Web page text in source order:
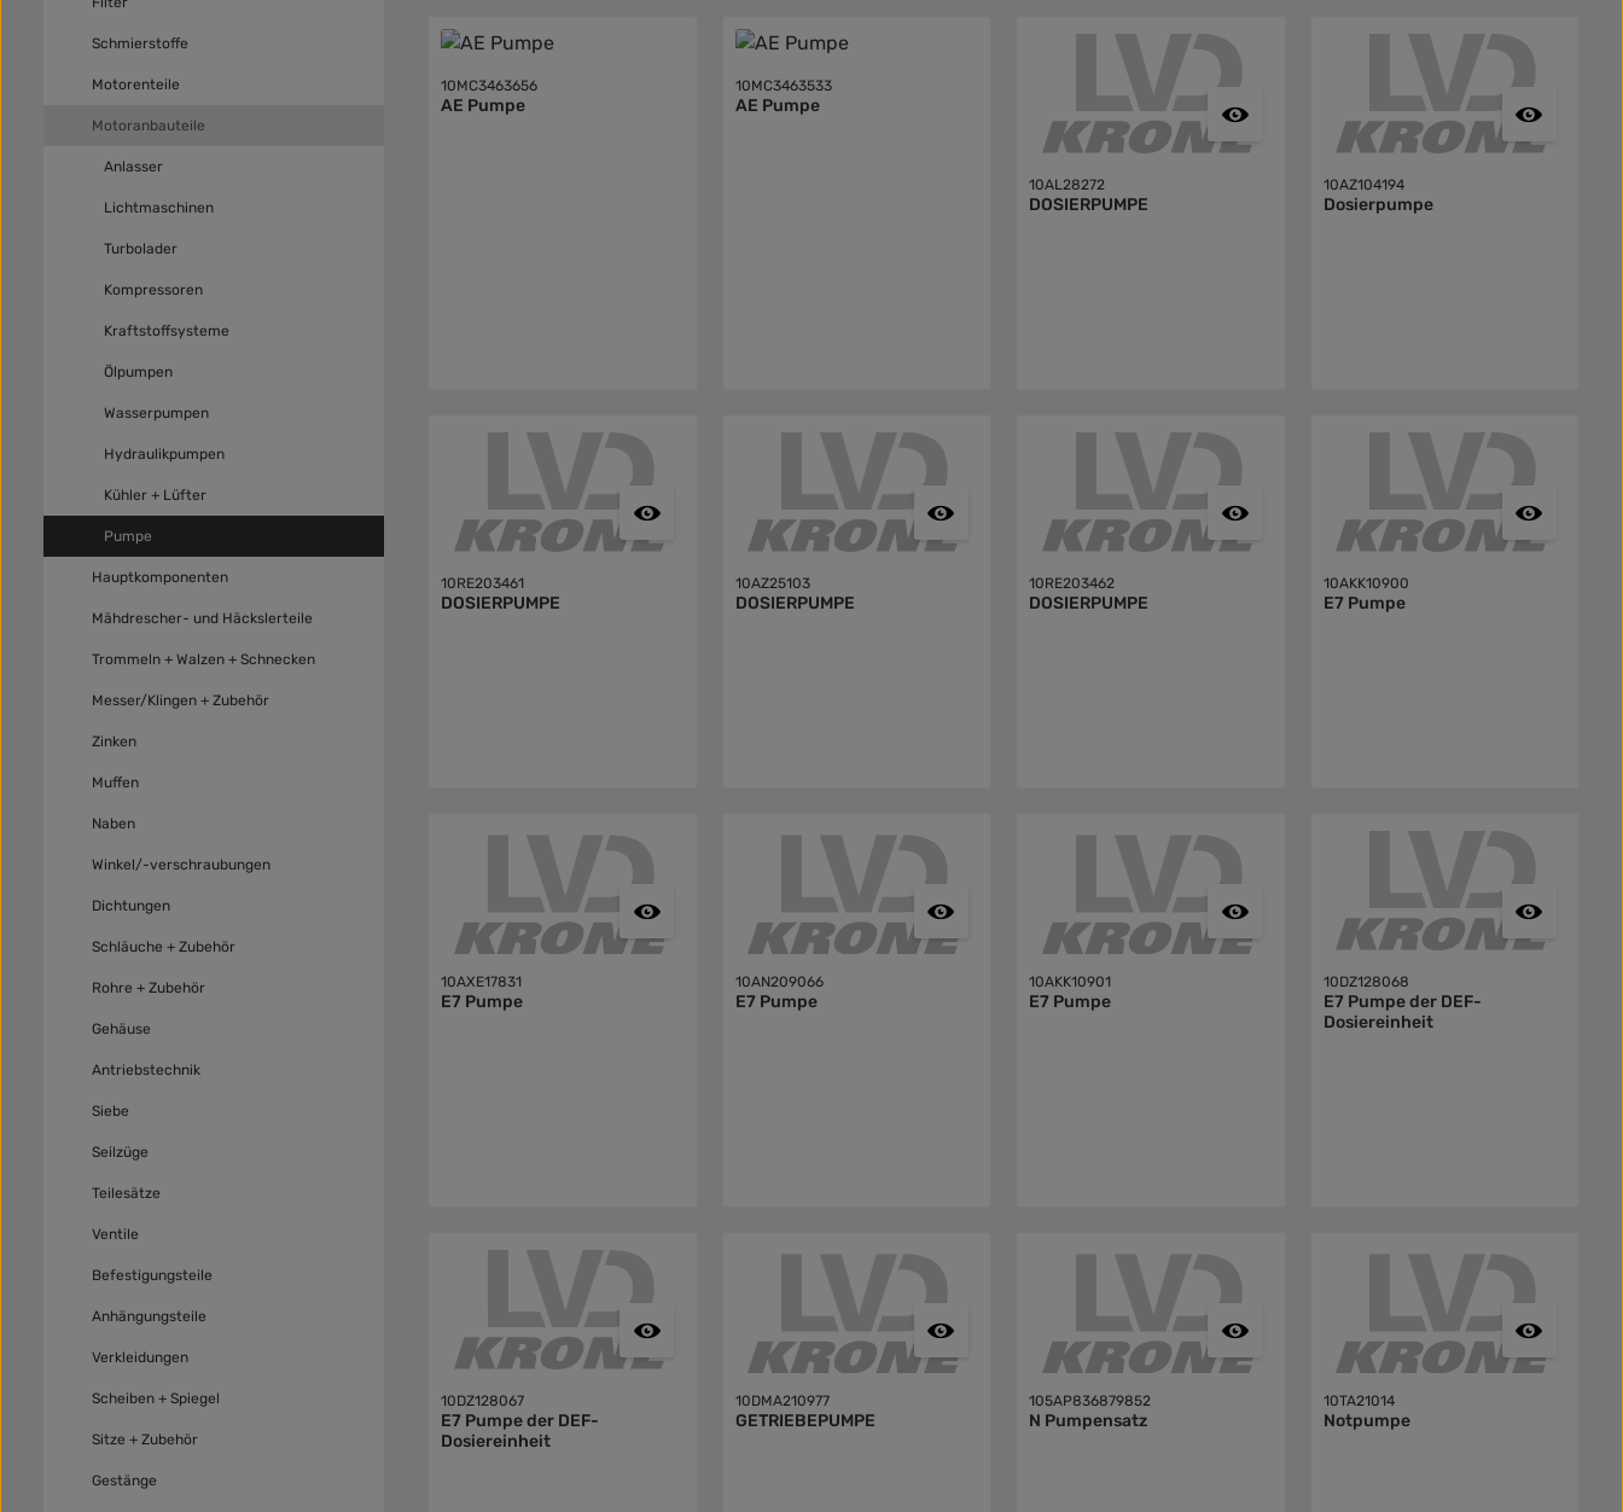
Schmierstoffe
Motorenteile
Motoranbauteile
Anlasser
Lichtmaschinen
Turbolader
Kompressoren
Kraftstoffsysteme
Ölpumpen
Wasserpumpen
Hydraulikpumpen
Kühler + Lüfter
Pumpe
Hauptkomponenten
Mähdrescher- und Häckslerteile
Trommeln + Walzen + Schnecken
Messer/Klingen + Zubehör
Zinken
Muffen
Naben
Winkel/-verschraubungen
Dichtungen
Schläuche + Zubehör
Rohre + Zubehör
Gehäuse
Antriebstechnik
Siebe
Seilzüge
Teilesätze
Ventile
Befestigungsteile
Anhängungsteile
Verkleidungen
Scheiben + Spiegel
Sitze + Zubehör
Gestänge
10MC3463656
AE Pumpe
10MC3463533
AE Pumpe
10AL28272
DOSIERPUMPE
10AZ104194
Dosierpumpe
10RE203461
DOSIERPUMPE
10AZ25103
DOSIERPUMPE
10RE203462
DOSIERPUMPE
10AKK10900
E7 Pumpe
10AXE17831
E7 Pumpe
10AN209066
E7 Pumpe
10AKK10901
E7 Pumpe
10DZ128068
E7 Pumpe der DEF-
Dosiereinheit
10DZ128067
E7 Pumpe der DEF-
Dosiereinheit
10DMA210977
GETRIEBEPUMPE
105AP836879852
N Pumpensatz
10TA21014
Notpumpe